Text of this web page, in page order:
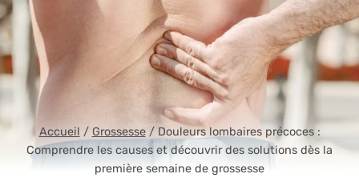
Accueil / Grossesse / Douleurs lombaires précoces :
Comprendre les causes et découvrir des solutions dès la
première semaine de grossesse